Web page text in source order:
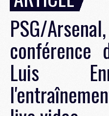
PSG/
conférence
Luis